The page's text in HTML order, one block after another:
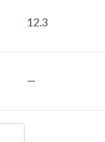
12.3
—